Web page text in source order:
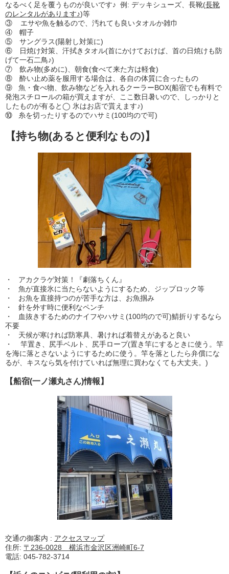
なるべく足を覆うものが良いです♪ 例: デッキシューズ、長靴(長靴
のレンタルがあります♪)等
③ エサや魚を触るので、汚れても良いタオルか雑巾
④ 帽子
⑤ サングラス(陽射し対策に)
⑥ 日焼け対策、汗拭きタオル(首にかけておけば、首の日焼けも防
げて一石二鳥♪)
⑦ 飲み物(多めに)、朝食(食べて来た方は軽食)
⑧ 酔い止め薬を服用する場合は、各自の体質に合ったもの
⑨ 魚・食べ物、飲み物などを入れるクーラーBOX(船宿でも有料で
発泡スチロールの箱が買えますが、ここ数日暑いので、しっかりと
したものが有ると◯ 氷はお店で貰えます♪)
⑩ 糸を切ったりするのでハサミ(100均ので可)
【持ち物(あると便利なもの)】
・ アカクラゲ対策！『劇落ちくん』
・ 魚が直接氷に当たらないようにするため、ジップロック等
・ お魚を直接持つのが苦手な方は、お魚掴み
・ 針を外す時に便利なペンチ
・ 血抜きするためのナイフやハサミ(100均ので可)鯖折りするなら
不要
・ 天候が寒ければ防寒具、暑ければ着替えがあると良い
・ 竿置き、尻手ベルト、尻手ロープ(置き竿にするときに使う。竿
を海に落とさないようにするために使う。竿を落としたら弁償にな
るが、キスなら気を付けていれば無理に買わなくても大丈夫。)
【船宿(一ノ瀬丸さん)情報】
交通の御案内 : アクセスマップ
住所: 〒236-0028 横浜市金沢区洲崎町6-7
電話: 045-782-3714